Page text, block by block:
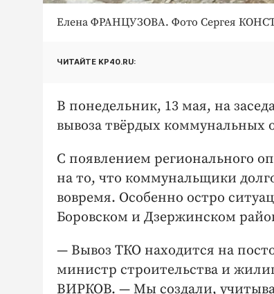
Елена ФРАНЦУЗОВА. Фото Сергея
ЧИТАЙТЕ KP40.RU:
В понедельник, 13 мая, на
вывоза твёрдых коммунальных
С появлением регионального
на то, что коммунальщики
вовремя. Особенно остро
Боровском и Дзержинском
— Вывоз ТКО находится на
министр строительства и
ВИРКОВ. — ​Мы создали,